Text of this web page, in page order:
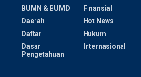
BUMN & BUMD
Daerah
Daftar
Dasar
Pengetahuan
Finansial
Hot News
Hukum
Internasional